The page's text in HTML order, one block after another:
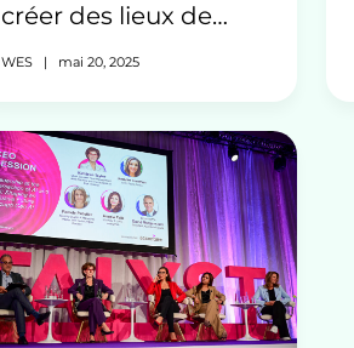
créer des lieux de
travail
nouveaux arrivants
WES | mai 20, 2025